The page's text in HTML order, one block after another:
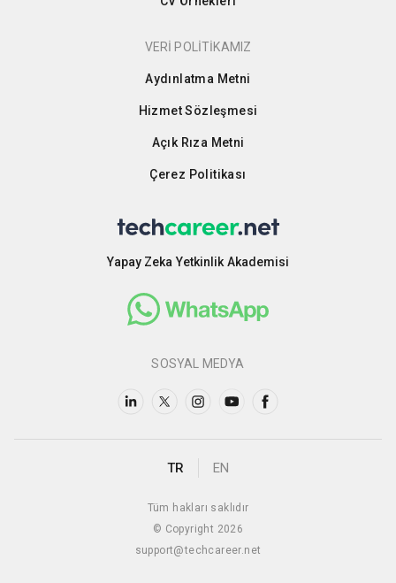
VERİ POLİTİKAMIZ
Aydınlatma Metni
Hizmet Sözleşmesi
Açık Rıza Metni
Çerez Politikası
Yapay Zeka Yetkinlik Akademisi
SOSYAL MEDYA
TR EN
Tüm hakları saklıdır
© Copyright 2026
support@techcareer.net